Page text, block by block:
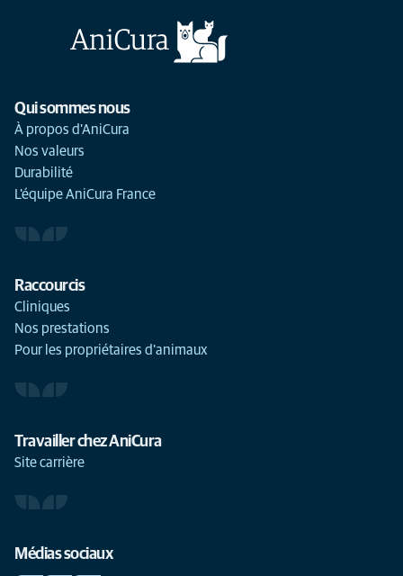
Qui sommes nous
À propos d'AniCura
Nos valeurs
Durabilité
L'équipe AniCura France
Raccourcis
Cliniques
Nos prestations
Pour les propriétaires d'animaux
Travailler chez AniCura
Site carrière
Médias sociaux